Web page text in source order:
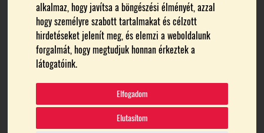
alkalmaz, hogy javítsa a böngészési élményét, azzal
hogy személyre szabott tartalmakat és célzott
hirdetéseket jelenít meg, és elemzi a weboldalunk
forgalmát, hogy megtudjuk honnan érkeztek a
látogatóink.
Elfogadom
Elutasítom
FŐOLDAL VÖRÖS HÁZASÍTÁS
vörös házasítás